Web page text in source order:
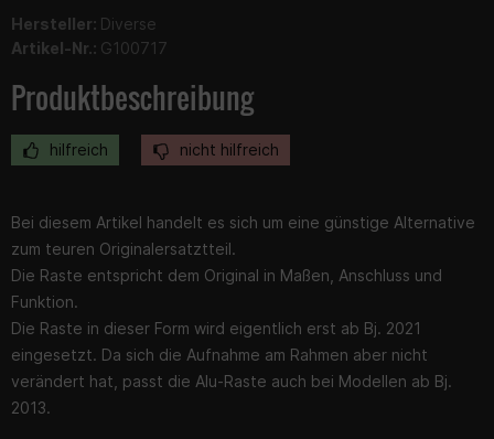
Hersteller: Diverse
Artikel-Nr.: G100717
Produktbeschreibung
hilfreich nicht hilfreich
Bei diesem Artikel handelt es sich um eine günstige Alternative
zum teuren Originalersatztteil.
Die Raste entspricht dem Original in Maßen, Anschluss und
Funktion.
Die Raste in dieser Form wird eigentlich erst ab Bj. 2021
eingesetzt. Da sich die Aufnahme am Rahmen aber nicht
verändert hat, passt die Alu-Raste auch bei Modellen ab Bj.
2013.